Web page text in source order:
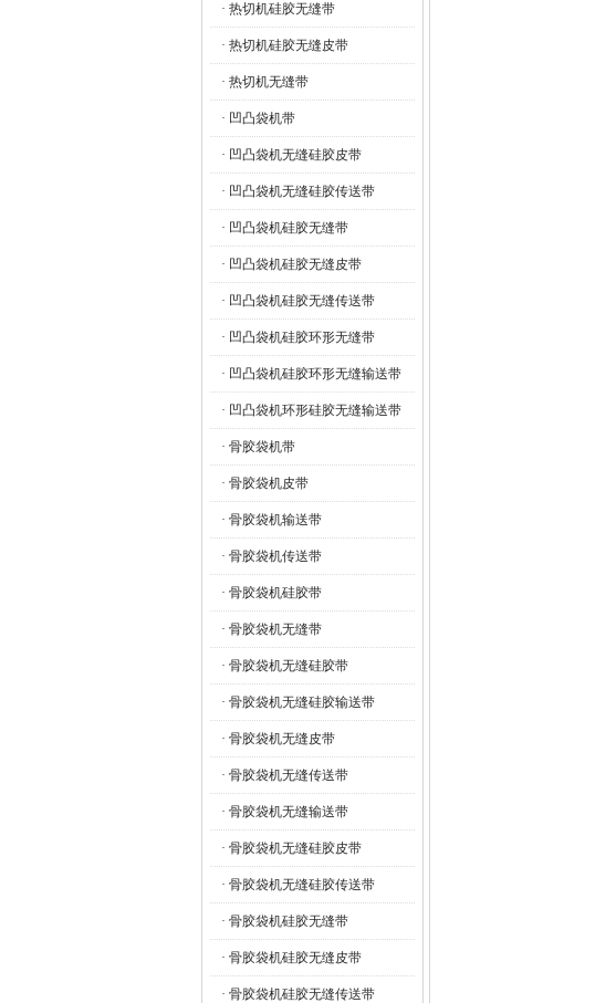
· 热切机硅胶无缝带
· 热切机硅胶无缝皮带
· 热切机无缝带
· 凹凸袋机带
· 凹凸袋机无缝硅胶皮带
· 凹凸袋机无缝硅胶传送带
· 凹凸袋机硅胶无缝带
· 凹凸袋机硅胶无缝皮带
· 凹凸袋机硅胶无缝传送带
· 凹凸袋机硅胶环形无缝带
· 凹凸袋机硅胶环形无缝输送带
· 凹凸袋机环形硅胶无缝输送带
· 骨胶袋机带
· 骨胶袋机皮带
· 骨胶袋机输送带
· 骨胶袋机传送带
· 骨胶袋机硅胶带
· 骨胶袋机无缝带
· 骨胶袋机无缝硅胶带
· 骨胶袋机无缝硅胶输送带
· 骨胶袋机无缝皮带
· 骨胶袋机无缝传送带
· 骨胶袋机无缝输送带
· 骨胶袋机无缝硅胶皮带
· 骨胶袋机无缝硅胶传送带
· 骨胶袋机硅胶无缝带
· 骨胶袋机硅胶无缝皮带
· 骨胶袋机硅胶无缝传送带